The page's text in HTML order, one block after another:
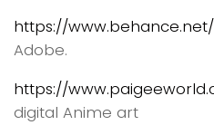
https://www.behance.net/
Adobe.
https://
digital Anime art